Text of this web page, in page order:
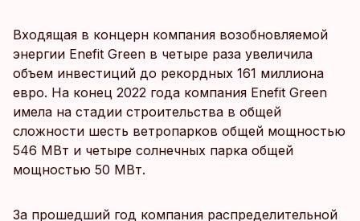
Входящая в концерн компания возобновляемой
энергии Enefit Green в четыре раза увеличила
объем инвестиций до рекордных 161 миллиона
евро. На конец 2022 года компания Enefit Green
имела на стадии строительства в общей
сложности шесть ветропарков общей мощностью
546 МВт и четыре солнечных парка общей
мощностью 50 МВт.
За прошедший год компания распределительной